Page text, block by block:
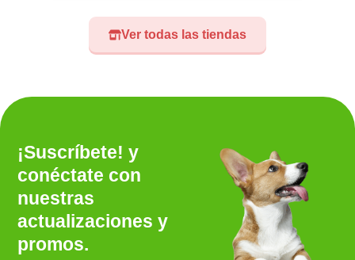
Ver todas las tiendas
¡Suscríbete! y
conéctate con
nuestras
actualizaciones y
promos.